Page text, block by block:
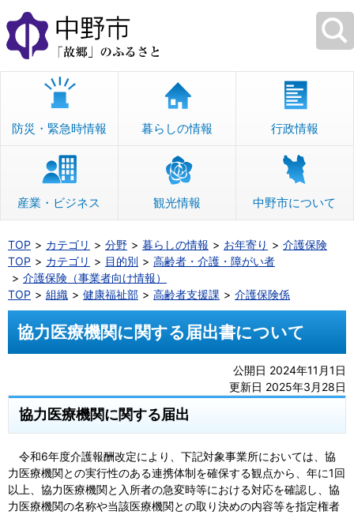
本
文
へ
移
防災・緊急時情報 暮らしの情報 行政情報
産業・ビジネス 観光情報 中野市について
TOP カテゴリ 分野 暮らしの情報 お年寄り
介護保険
TOP
カテゴリ 目的別
高齢者・介護・障がい者
介護保険（事業者向け情報）
TOP
組織 健康福祉部 高齢者支援課 介護保険係
協力医療機関に関する届出書について
公開日 2024年11月1日
更新日 2025年3月28日
協力医療機関に関する届出
令和6年度介護報酬改定により、下記対象事業所においては、協
力医療機関との実行性のある連携体制を確保する観点から、年に1回
以上、協力医療機関と入所者の急変時等における対応を確認し、協
力医療機関の名称や当該医療機関との取り決めの内容等を指定権者